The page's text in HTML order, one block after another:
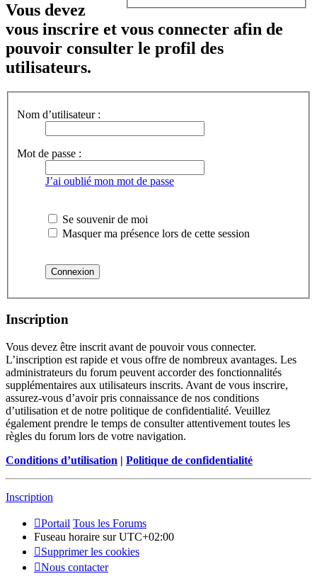
Vous devez
vous inscrire et vous connecter afin de
pouvoir consulter le profil des
utilisateurs.
Nom d’utilisateur :
Mot de passe :
J’ai oublié mon mot de passe
Se souvenir de moi
Masquer ma présence lors de cette session
Inscription
Vous devez être inscrit avant de pouvoir vous connecter.
L’inscription est rapide et vous offre de nombreux avantages. Les
administrateurs du forum peuvent accorder des fonctionnalités
supplémentaires aux utilisateurs inscrits. Avant de vous inscrire,
assurez-vous d’avoir pris connaissance de nos conditions
d’utilisation et de notre politique de confidentialité. Veuillez
également prendre le temps de consulter attentivement toutes les
règles du forum lors de votre navigation.
Conditions d’utilisation | Politique de confidentialité
Inscription
Portail Tous les Forums
Fuseau horaire surUTC+02:00
Supprimer les cookies
Nous contacter